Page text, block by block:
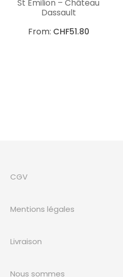
St Emilion – Château
Dassault
From: CHF51.80
CGV
Mentions légales
Livraison
Nous sommes